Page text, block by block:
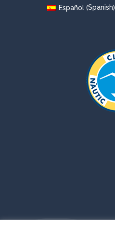
Español(Spanish)